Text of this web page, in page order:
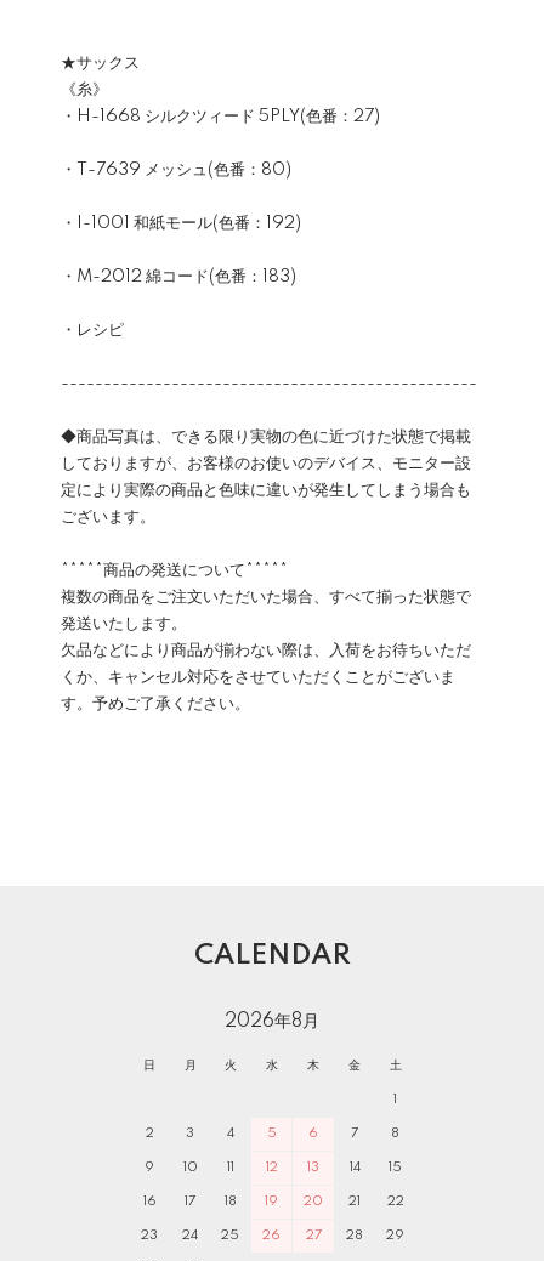
★サックス
《糸》
・H-1668 シルクツィード 5PLY(色番：27)
・T-7639 メッシュ(色番：80)
・I-1001 和紙モール(色番：192)
・M-2012 綿コード(色番：183)
・レシピ
-------------------------------------------------
◆商品写真は、できる限り実物の色に近づけた状態で掲載
しておりますが、お客様のお使いのデバイス、モニター設
定により実際の商品と色味に違いが発生してしまう場合も
ございます。
*****商品の発送について*****
複数の商品をご注文いただいた場合、すべて揃った状態で
発送いたします。
欠品などにより商品が揃わない際は、入荷をお待ちいただ
くか、キャンセル対応をさせていただくことがございま
す。予めご了承ください。
CALENDAR
2026年8月
日 月 火 水 木 金 土
1
2 3 4 5 6 7 8
9 10 11 12 13 14 15
16 17 18 19 20 21 22
23 24 25 26 27 28 29